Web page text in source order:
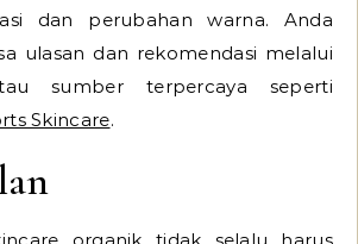
dan perubahan warna. Anda
ulasan dan rekomendasi melalui
sumber terpercaya seperti
Skincare.